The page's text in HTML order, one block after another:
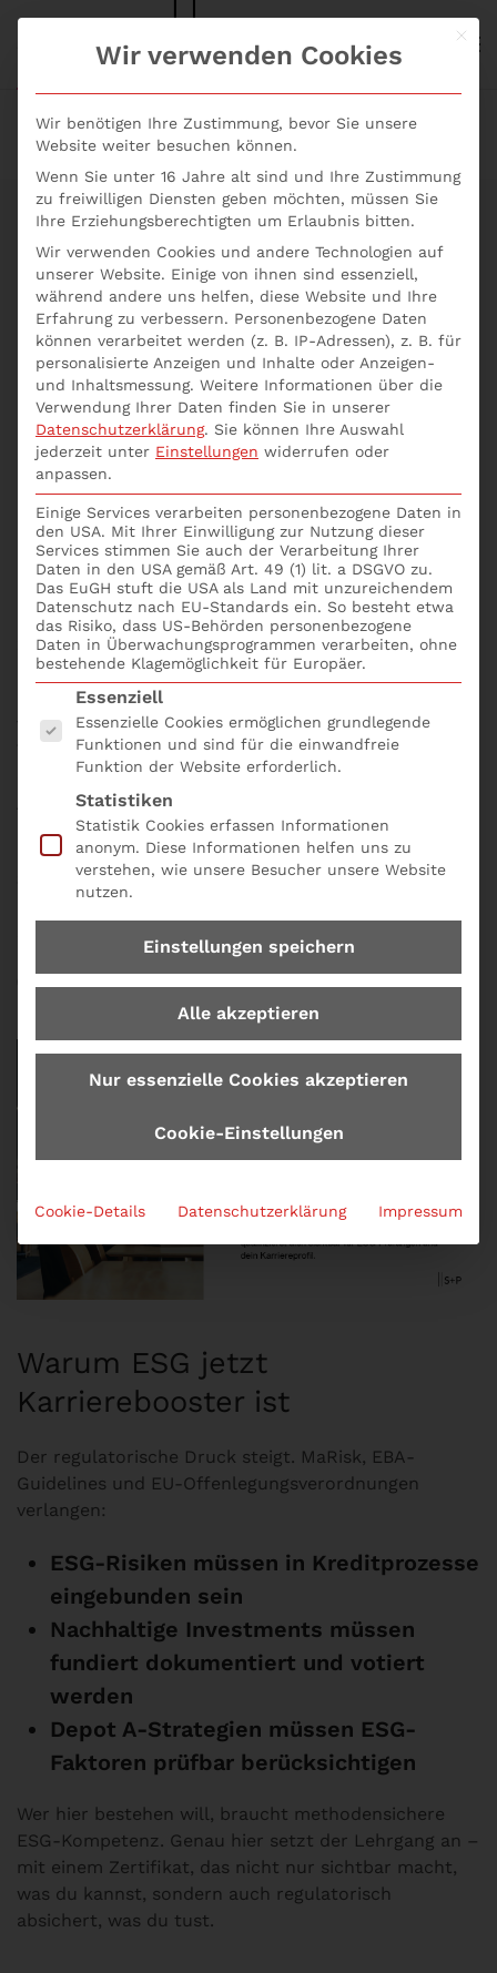
Skip to main content
S+P NEWS
Zertifiziert &
zukunftssicher:
Dein Weg zum ESG
Risk & Investment
Specialist (S+P
Certified)
Die ESG-Welle ist kein Trend – sie ist gekommen, um
zu bleiben. Nachhaltigkeit, soziale Verantwortung
und gute Unternehmensführung (Governance)
längst nicht mehr optional, sondern gesetzlich
verankert. Für dich als Fach- oder Führungskraft im
Treasury, Depot A oder Kreditbereich bedeutet
Du brauchst ESG-Kompetenz. Fundiert.
Anwendbar. Geprüft.
Mit dem S+P Lehrgang „ESG Risk & Investment
Specialist“ hebst du dein Wissen auf ein neues
👉 Jetzt zum Lehrgang und werde S+P Certified
Warum ESG jetzt
Karrierebooster ist
Der regulatorische Druck steigt. MaRisk, EBA-
Guidelines und EU-Offenlegungsverordnungen
verlangen:
ESG-Risiken müssen in Kreditprozesse
eingebunden sein
Nachhaltige Investments müssen
fundiert dokumentiert und votiert
werden
Depot A-Strategien müssen ESG-
Faktoren prüfbar berücksichtigen
Wer hier bestehen will, braucht methodensichere
ESG-Kompetenz. Genau hier setzt der Lehrgang an –
mit einem Zertifikat, das nicht nur sichtbar macht,
was du kannst, sondern auch regulatorisch
absichert, was du tust.
Mit
Wir verwenden Cookies
Wir benötigen Ihre Zustimmung, bevor Sie unsere
Website weiter besuchen können.
Wenn Sie unter 16 Jahre alt sind und Ihre Zustimmung
zu freiwilligen Diensten geben möchten, müssen Sie
Ihre Erziehungsberechtigten um Erlaubnis bitten.
Wir verwenden Cookies und andere Technologien auf
unserer Website. Einige von ihnen sind essenziell,
während andere uns helfen, diese Website und Ihre
Erfahrung zu verbessern. Personenbezogene Daten
können verarbeitet werden (z. B. IP-Adressen), z. B. für
personalisierte Anzeigen und Inhalte oder Anzeigen-
und Inhaltsmessung. Weitere Informationen über die
Verwendung Ihrer Daten finden Sie in unserer
Datenschutzerklärung. Sie können Ihre Auswahl
jederzeit unter Einstellungen widerrufen oder
anpassen.
Einige Services verarbeiten personenbezogene Daten in
den USA. Mit Ihrer Einwilligung zur Nutzung dieser
Services stimmen Sie auch der Verarbeitung Ihrer
Daten in den USA gemäß Art. 49 (1) lit. a DSGVO zu.
Das EuGH stuft die USA als Land mit unzureichendem
Datenschutz nach EU-Standards ein. So besteht etwa
das Risiko, dass US-Behörden personenbezogene
Daten in Überwachungsprogrammen verarbeiten, ohne
bestehende Klagemöglichkeit für Europäer.
Es folgt eine Liste der Service-Gruppen, für die
Essenziell
Essenzielle Cookies ermöglichen grundlegende
Funktionen und sind für die einwandfreie
Funktion der Website erforderlich.
Statistiken
Statistik Cookies erfassen Informationen
anonym. Diese Informationen helfen uns zu
verstehen, wie unsere Besucher unsere Website
nutzen.
Einstellungen speichern
Alle akzeptieren
Nur essenzielle Cookies akzeptieren
Cookie-Einstellungen
Cookie-Details Datenschutzerklärung Impressum